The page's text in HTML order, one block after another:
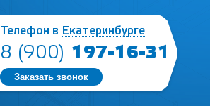
Телефон в Екатеринбурге
8 (900) 197-16-31
Заказать звонок